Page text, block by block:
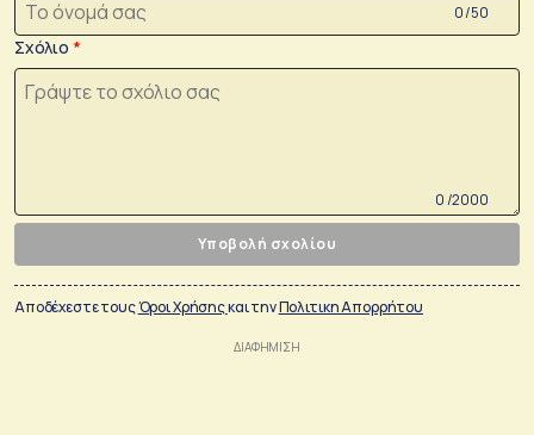
0 /50
Σχόλιο
0 /2000
Υποβολή σχολίου
Αποδέχεστε τουςΌροι Χρήσηςκαι τηνΠολιτικη Απορρήτου